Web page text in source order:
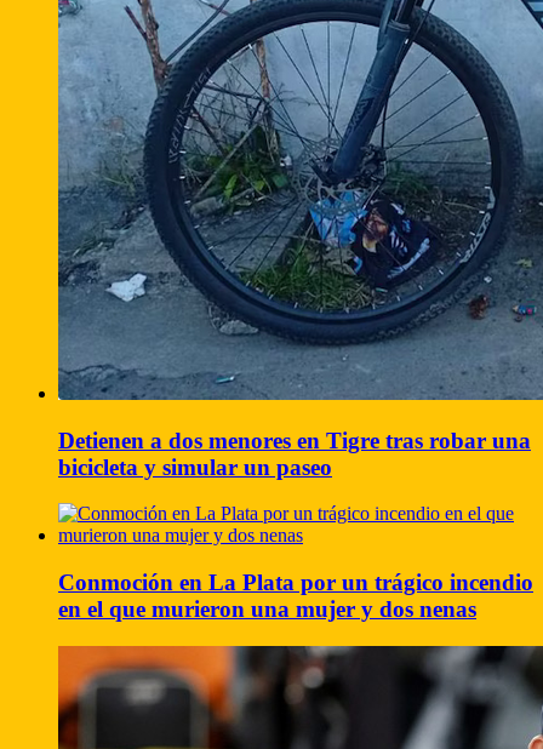
Detienen a dos menores en Tigre tras robar una
bicicleta y simular un paseo
Conmoción en La Plata por un trágico incendio
en el que murieron una mujer y dos nenas